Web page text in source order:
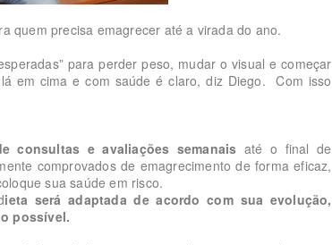
quem precisa emagrecer até a virada do ano.
para perder peso, mudar o visual e começar
em cima e com saúde é claro, diz Diego.Com isso
consultas e avaliações semanais até o final de
comprovados de emagrecimento de forma eficaz,
oque sua saúde em risco.
ieta será adaptada de acordo com sua evolução,
possível.